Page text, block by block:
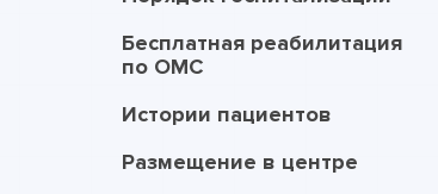
Бесплатная реабилитация
по ОМС
Истории пациентов
Размещение в центре